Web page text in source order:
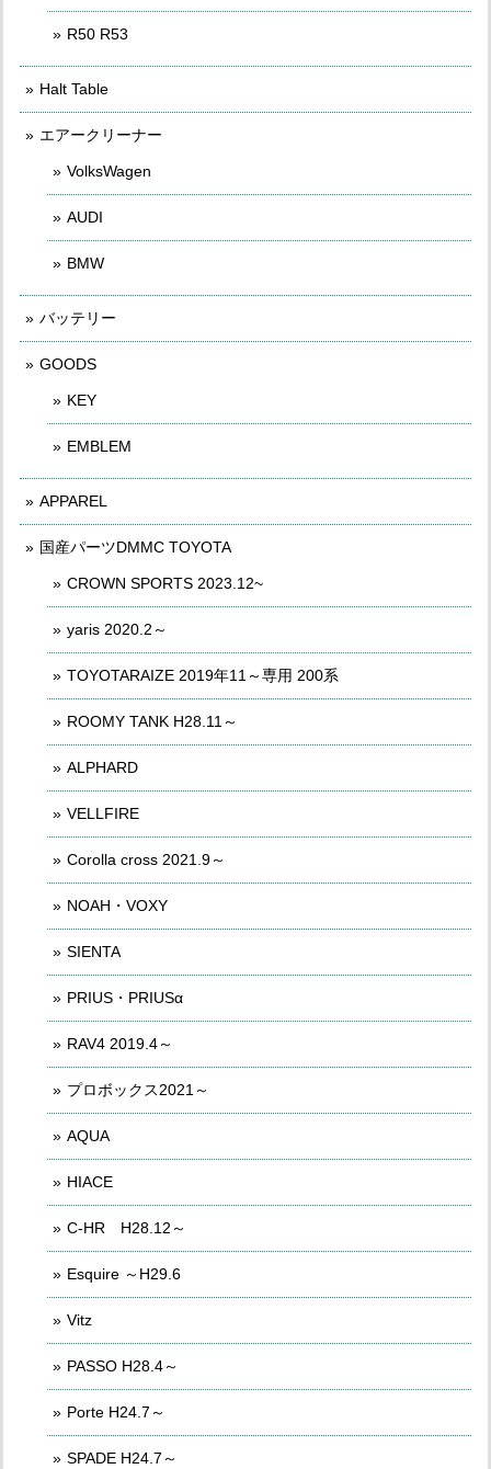
R50 R53
Halt Table
エアークリーナー
VolksWagen
AUDI
BMW
バッテリー
GOODS
KEY
EMBLEM
APPAREL
国産パーツDMMC TOYOTA
CROWN SPORTS 2023.12~
yaris 2020.2～
TOYOTARAIZE 2019年11～専用 200系
ROOMY TANK H28.11～
ALPHARD
VELLFIRE
Corolla cross 2021.9～
NOAH・VOXY
SIENTA
PRIUS・PRIUSα
RAV4 2019.4～
プロボックス2021～
AQUA
HIACE
C-HR H28.12～
Esquire ～H29.6
Vitz
PASSO H28.4～
Porte H24.7～
SPADE H24.7～